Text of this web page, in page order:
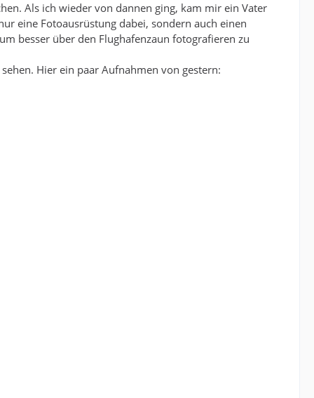
Als ich wieder von dannen ging, kam mir ein Vater
eine Fotoausrüstung dabei, sondern auch einen
besser über den Flughafenzaun fotografieren zu
Hier ein paar Aufnahmen von gestern: